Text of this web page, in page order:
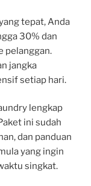
tepat, Anda
30% dan
pelanggan.
jangka
setiap hari.
lengkap
ini sudah
dan panduan
yang ingin
singkat.